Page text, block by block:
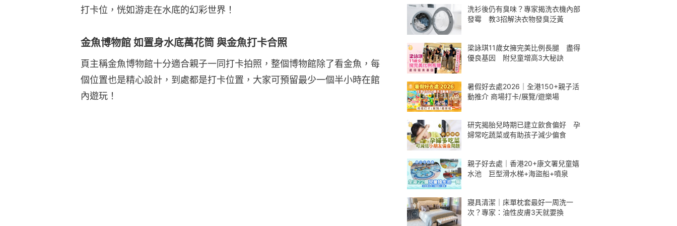
打卡位，恍如游走在水底的幻彩世界！
金魚博物館 如置身水底萬花筒 與金魚打卡合照
頁主稱金魚博物館十分適合親子一同打卡拍照，整個博物館除了看金魚，每
個位置也是精心設計，到處都是打卡位置，大家可預留最少一個半小時在館
內遊玩！
洗衫後仍有臭味？專家揭洗衣機內部
發霉 教3招解決衣物發臭泛黃
梁詠琪11歲女擁完美比例長腿 盡得
優良基因 附兒童增高3大秘訣
暑假好去處2026｜全港150+親子活
動推介 商場打卡/展覽/遊樂場
研究揭胎兒時期已建立飲食偏好 孕
婦常吃蔬菜或有助孩子減少偏食
親子好去處｜香港20+康文署兒童嬉
水池 巨型滑水梯+海盜船+噴泉
寢具清潔｜床單枕套最好一周洗一
次？專家：油性皮膚3天就要換